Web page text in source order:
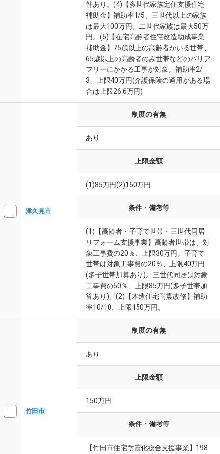
件あり。(4)【多世代家族定住支援住宅
補助金】補助率1/5、三世代以上の家族
は最大100万円。二世代家族は最大50万
円。(5)【在宅高齢者住宅改造助成事業
補助金】75歳以上の高齢者がいる世帯、
65歳以上の高齢者のみ世帯などのバリア
フリーにかかる工事が対象。補助率2/
3、上限40万円(介護保険の適用がある場
合は上限26.6万円)
津久見市
制度の有無
あり
上限金額
(1)85万円(2)150万円
条件・備考等
(1)【高齢者・子育て世帯・三世代同居
リフォーム支援事業】高齢者世帯は、対
象工事費の20％、上限30万円。子育て
世帯は対象工事費の20％、上限40万円
(多子世帯加算あり)。三世代同居は対象
工事費の50％、上限85万円(多子世帯加
算あり)。(2)【木造住宅耐震改修】補助
率10/10、上限150万円。
竹田市
制度の有無
あり
上限金額
150万円
条件・備考等
【竹田市住宅耐震化総合支援事業】198